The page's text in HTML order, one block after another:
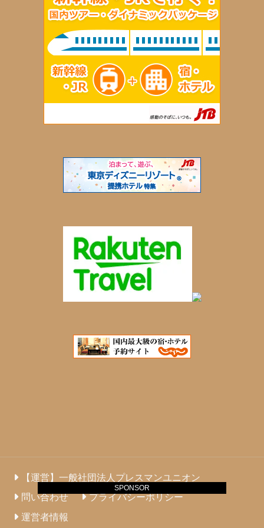
SPONSOR
【運営】一般社団法人プレスマンユニオン
問い合わせ
プライバシーポリシー
運営者情報